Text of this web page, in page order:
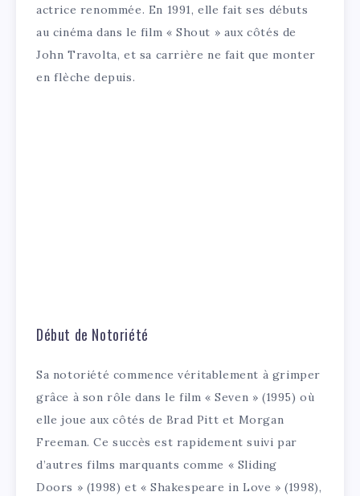
actrice renommée. En 1991, elle fait ses débuts
au cinéma dans le film « Shout » aux côtés de
John Travolta, et sa carrière ne fait que monter
en flèche depuis.
Début de Notoriété
Sa notoriété commence véritablement à grimper
grâce à son rôle dans le film « Seven » (1995) où
elle joue aux côtés de Brad Pitt et Morgan
Freeman. Ce succès est rapidement suivi par
d’autres films marquants comme « Sliding
Doors » (1998) et « Shakespeare in Love » (1998),